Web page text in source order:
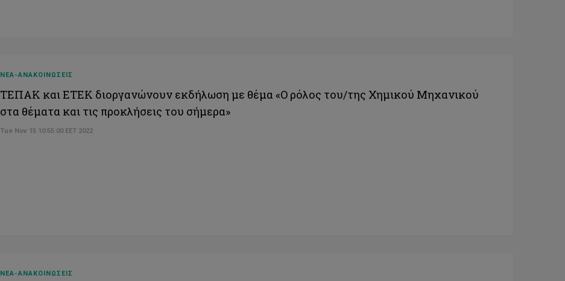
ΝΕΑ-ΑΝΑΚΟΙΝΩΣΕΙΣ
ΤΕΠΑΚ και ΕΤΕΚ διοργανώνουν εκδήλωση με θέμα «Ο ρόλος του/της Χημικού Μηχανικού
στα θέματα και τις προκλήσεις του σήμερα»
Tue Nov 15 10:55:00 EET 2022
ΝΕΑ-ΑΝΑΚΟΙΝΩΣΕΙΣ